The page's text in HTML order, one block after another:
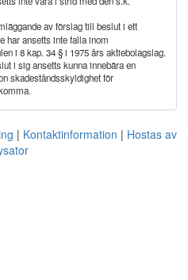
av förslag till beslut i ett
har ansetts inte falla inom
i 8 kap. 34 § i 1975 års aktiebolagslag.
i sig ansetts kunna innebära en
skadeståndsskyldighet för
Kontaktinformation
Hostas av